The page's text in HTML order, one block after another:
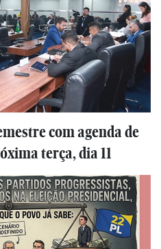
com agenda de
terça, dia 11